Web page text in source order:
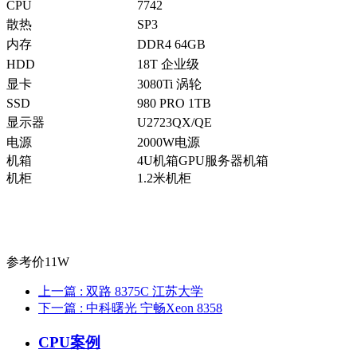
CPU
7742
散热
SP3
内存
DDR4 64GB
HDD
18T 企业级
显卡
3080Ti 涡轮
SSD
980 PRO 1TB
显示器
U2723QX/QE
电源
2000W电源
机箱
4U机箱GPU服务器机箱
机柜
1.2米机柜
参考价11W
上一篇 : 双路 8375C 江苏大学
下一篇 : 中科曙光 宁畅Xeon 8358
CPU案例